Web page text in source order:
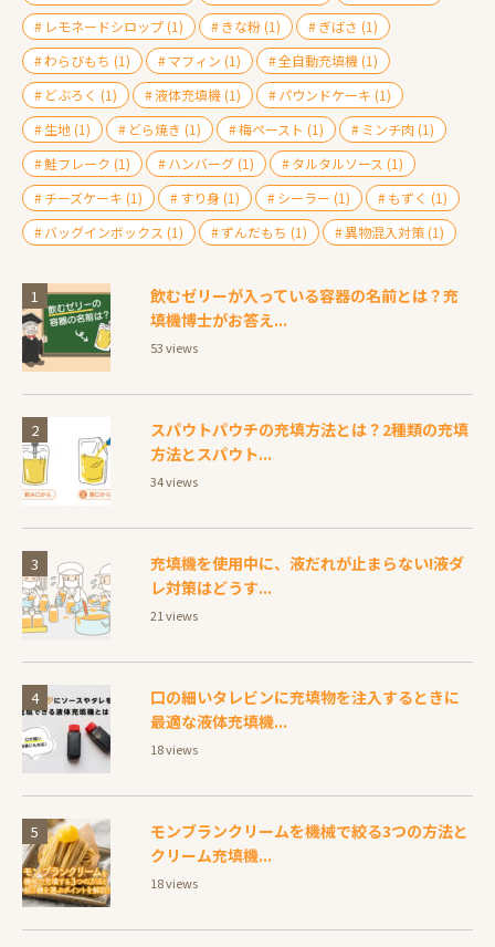
レモネードシロップ(1) きな粉(1) ぎばさ (1)
わらびもち (1) マフィン (1) 全自動充填機(1)
どぶろく (1) 液体充填機(1) パウンドケーキ (1)
生地(1) どら焼き (1) 梅ペースト (1) ミンチ肉(1)
鮭フレーク (1) ハンバーグ(1) タルタルソース (1)
チーズケーキ (1) すり身(1) シーラー (1) もずく (1)
バッグインボックス (1) ずんだもち (1) 異物混入対策(1)
飲むゼリーが入っている容器の名前とは？充
填機博士がお答え...
53 views
スパウトパウチの充填方法とは？2種類の充填
方法とスパウト...
34 views
充填機を使用中に、液だれが止まらない!液ダ
レ対策はどうす...
21 views
口の細いタレビンに充填物を注入するときに
最適な液体充填機...
18 views
モンブランクリームを機械で絞る3つの方法と
クリーム充填機...
18 views